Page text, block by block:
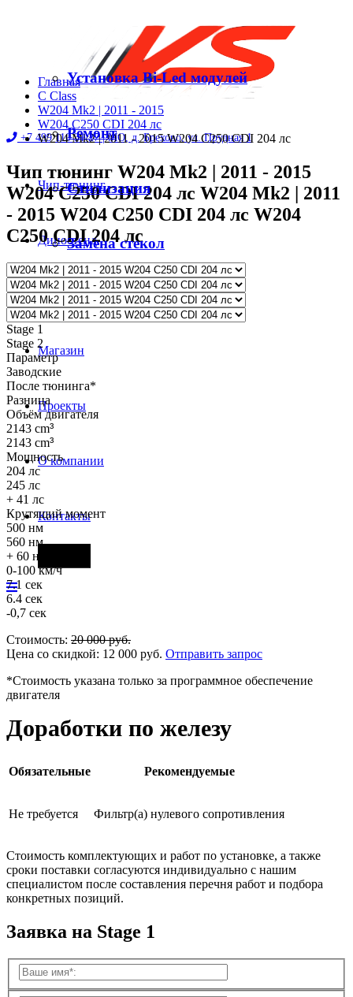
+7 499 110 31 27 |МО, д. Брехово, ул. Прудная 1
Чип-тюнинг
Диностенд
Автосервис
Магазин
Проекты
О компании
Контакты
Установка Bi-Led модулей
Ремонт
Стилизация
Замена стекол
Главная
C Class
W204 Mk2 | 2011 - 2015
W204 C250 CDI 204 лс
W204 Mk2 | 2011 - 2015 W204 C250 CDI 204 лс
Чип тюнинг W204 Mk2 | 2011 - 2015
W204 C250 CDI 204 лс W204 Mk2 | 2011
- 2015 W204 C250 CDI 204 лс W204
C250 CDI 204 лс
Stage 1
Stage 2
Параметр
Заводские
После тюнинга*
Разница
Объём двигателя
2143 cm³
2143 cm³
Мощность
204 лс
245 лс
+ 41 лс
Крутящий момент
500 нм
560 нм
+ 60 нм
0-100 км/ч
7.1 сек
6.4 сек
-0,7 сек
Стоимость: 20 000руб.
Цена со скидкой: 12 000 руб. Отправить запрос
*Стоимость указана только за программное обеспечение
двигателя
Доработки по железу
Обязательные Рекомендуемые
Не требуется Фильтр(а) нулевого сопротивления
Стоимость комплектующих и работ по установке, а также
сроки поставки согласуются индивидуально с нашим
специалистом после составления перечня работ и подбора
конкретных позиций.
Заявка на Stage 1